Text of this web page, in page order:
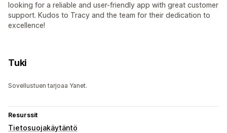
looking for a reliable and user-friendly app with great customer
support. Kudos to Tracy and the team for their dedication to
excellence!
Tuki
Sovellustuen tarjoaa Yanet.
Resurssit
Tietosuojakäytäntö